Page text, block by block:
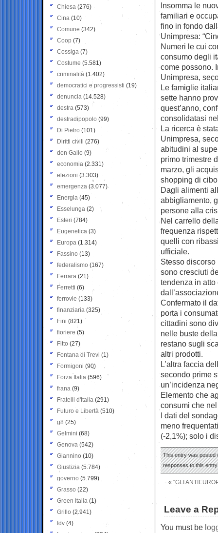
Insomma le
familiari e
fino in fondo
Unimpresa:
Numeri le cui
consumo degli
come possono.
Unimpresa,
Le famiglie
sette hanno
quest’anno,
consolidatasi
La ricerca è
Unimpresa,
abitudini al
primo trimestre
marzo, gli
shopping di
Dagli alimenti
abbigliamento,
persone alla
Nel carrello
frequenza
quelli con
ufficiale.
Stesso
sono cresciuti
tendenza in
Confermato il
porta i
cittadini sono
nelle buste
restano sugli
altri prodotti.
L’altra faccia
secondo prime
un’incidenza
Elemento che
consumi che
I dati del
meno
(-2,1%); solo i
This entry was posted
responses to this
« “GLI
Leave a
You must be
Chiesa (276)
Cina (10)
Comune (342)
Coop (7)
Cossiga (7)
Costume (5.581)
criminalità (1.402)
democratici e progressisti (19)
denuncia (14.528)
destra (573)
destradipopolo (99)
Di Pietro (101)
Diritti civili (276)
don Gallo (9)
economia (2.331)
elezioni (3.303)
emergenza (3.077)
Energia (45)
Esselunga (2)
Esteri (784)
Eugenetica (3)
Europa (1.314)
Fassino (13)
federalismo (167)
Ferrara (21)
Ferretti (6)
ferrovie (133)
finanziaria (325)
Fini (821)
fioriere (5)
Fitto (27)
Fontana di Trevi (1)
Formigoni (90)
Forza Italia (596)
frana (9)
Fratelli d'Italia (291)
Futuro e Libertà (510)
g8 (25)
Gelmini (68)
Genova (542)
Giannino (10)
Giustizia (5.784)
governo (5.799)
Grasso (22)
Green Italia (1)
Grillo (2.941)
Idv (4)